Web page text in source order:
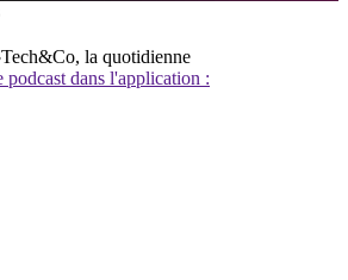
Tech&Co, la quotidienne
podcast dans l'application :